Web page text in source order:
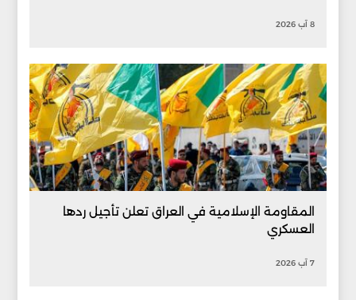
8 آب 2026
المقاومة الإسلامية في العراق تعلن تأجيل ردها
العسكري
7 آب 2026